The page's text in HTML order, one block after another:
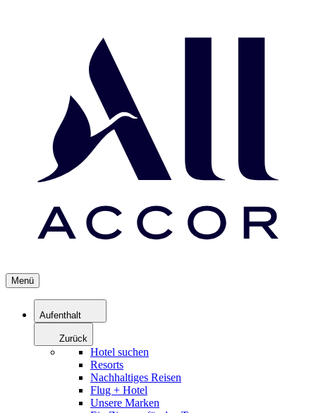
Menü
Aufenthalt
Zurück
Hotel suchen
Resorts
Nachhaltiges Reisen
Flug + Hotel
Unsere Marken